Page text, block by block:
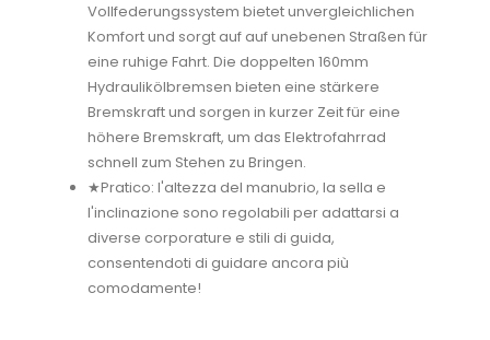
Vollfederungssystem bietet unvergleichlichen
Komfort und sorgt auf auf unebenen Straßen für
eine ruhige Fahrt. Die doppelten 160mm
Hydraulikölbremsen bieten eine stärkere
Bremskraft und sorgen in kurzer Zeit für eine
höhere Bremskraft, um das Elektrofahrrad
schnell zum Stehen zu Bringen.
★Pratico: l'altezza del manubrio, la sella e
l'inclinazione sono regolabili per adattarsi a
diverse corporature e stili di guida,
consentendoti di guidare ancora più
comodamente!